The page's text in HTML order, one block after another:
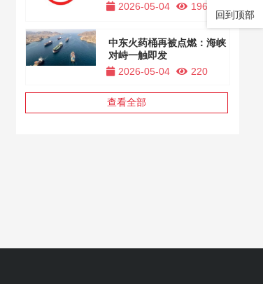
2026-05-04
196
中东火药桶再被点燃：海峡
对峙一触即发
2026-05-04
220
查看全部
回到顶部